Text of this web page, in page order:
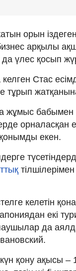
орын
арқылы
да үлес қосып
Cтас
тұрып
бабымен
орналасқан
екен.
келетін
екі
да
қону ақысы